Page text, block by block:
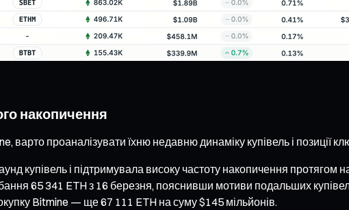
накопичення
варто проаналізувати їхню недавню динаміку купівель і позиції
купівель і підтримувала високу частоту накопичення протягом
65 341 ETH з 16 березня, пояснивши мотиви подальших
Bitmine — ще 67 111 ETH на суму $145 мільйонів.